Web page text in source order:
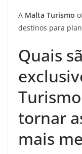
A Malta Turismo
destinos para
Quais
tornar
mais